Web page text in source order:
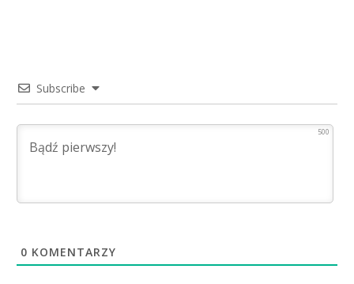
Subscribe
500
0 KOMENTARZY